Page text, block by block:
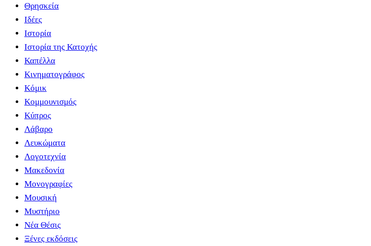
Θρησκεία
Ιδέες
Ιστορία
Ιστορία της Κατοχής
Καπέλλα
Κινηματογράφος
Κόμικ
Κομμουνισμός
Κύπρος
Λάβαρο
Λευκώματα
Λογοτεχνία
Μακεδονία
Μονογραφίες
Μουσική
Μυστήριο
Νέα Θέσις
Ξένες εκδόσεις